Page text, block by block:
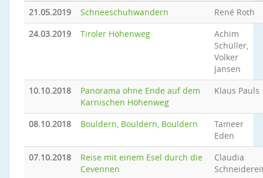
21.05.2019
Schneeschuhwandern
René Roth
24.03.2019
Tiroler Höhenweg
Achim
Schüller,
Volker
Jansen
10.10.2018
Panorama ohne Ende auf dem
Karnischen Höhenweg
Klaus Pauls
08.10.2018 Bouldern, Bouldern, Bouldern
Tameer
Eden
07.10.2018
Reise mit einem Esel durch die
Cevennen
Claudia